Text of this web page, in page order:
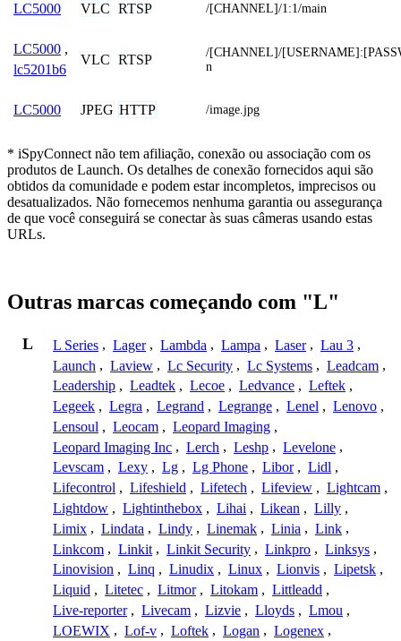
LC5000 VLC RTSP /[CHANNEL]/1:1/main
LC5000 ,
lc5201b6
VLC RTSP
/[CHANNEL]/
n
LC5000 JPEG HTTP /image.jpg
* iSpyConnect não tem afiliação, conexão ou associação com os
produtos de Launch. Os detalhes de conexão fornecidos aqui são
obtidos da comunidade e podem estar incompletos, imprecisos ou
desatualizados. Não fornecemos nenhuma garantia ou assegurança
de que você conseguirá se conectar às suas câmeras usando estas
URLs.
Outras marcas começando com "L"
L L Series , Lager , Lambda , Lampa , Laser , Lau 3 ,
Launch , Laview , Lc Security , Lc Systems , Leadcam ,
Leadership , Leadtek , Lecoe , Ledvance , Leftek ,
Legeek , Legra , Legrand , Legrange , Lenel , Lenovo ,
Lensoul , Leocam , Leopard Imaging ,
Leopard Imaging Inc , Lerch , Leshp , Levelone ,
Levscam , Lexy , Lg , Lg Phone , Libor , Lidl ,
Lifecontrol , Lifeshield , Lifetech , Lifeview , Lightcam ,
Lightdow , Lightinthebox , Lihai , Likean , Lilly ,
Limix , Lindata , Lindy , Linemak , Linia , Link ,
Linkcom , Linkit , Linkit Security , Linkpro , Linksys ,
Linovision , Linq , Linudix , Linux , Lionvis , Lipetsk ,
Liquid , Litetec , Litmor , Litokam , Littleadd ,
Live-reporter , Livecam , Lizvie , Lloyds , Lmou ,
LOEWIX , Lof-v , Loftek , Logan , Logenex ,